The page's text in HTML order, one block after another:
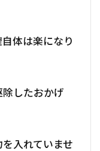
体は楽になり
したおかげ
入れていませ